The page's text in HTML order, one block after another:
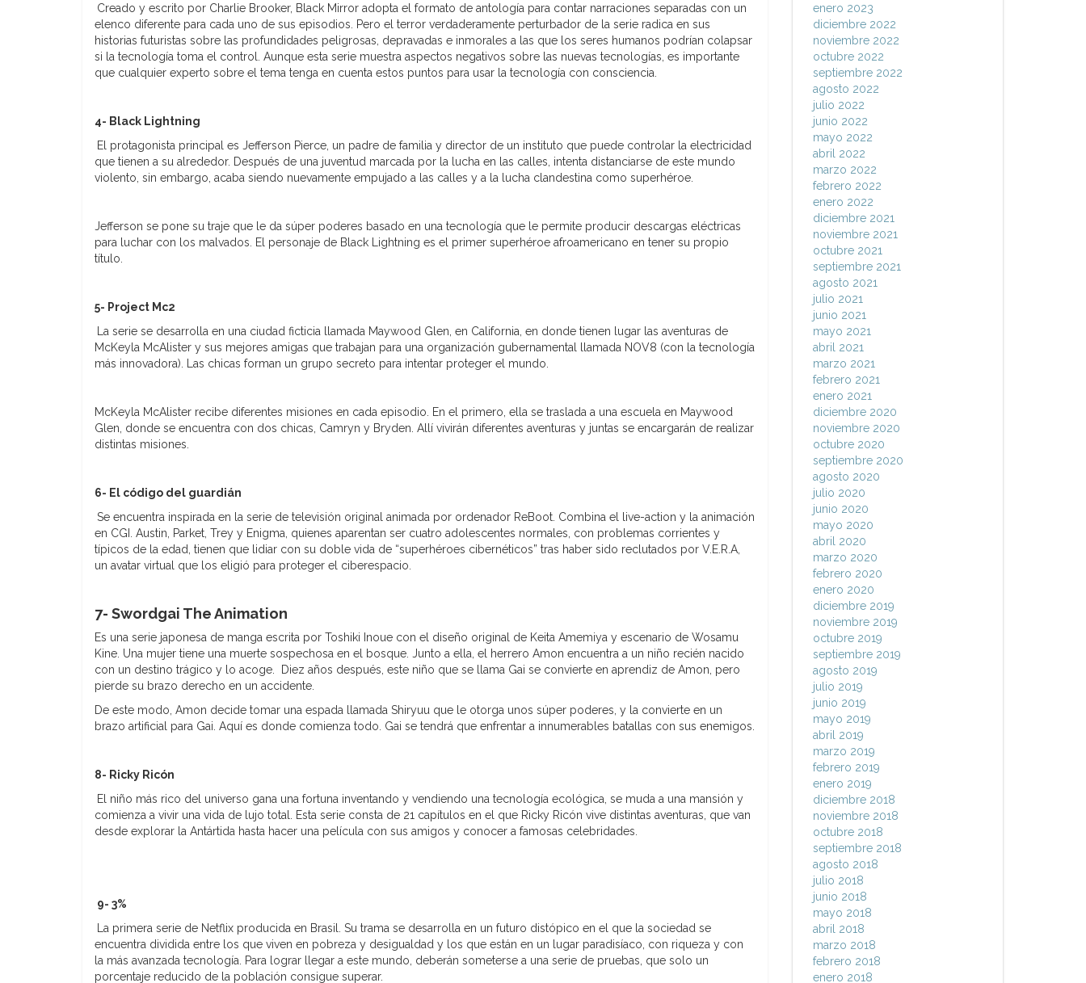
Creado y escrito por Charlie Brooker, Black Mirror adopta el formato de antología para contar narraciones separadas con un
elenco diferente para cada uno de sus episodios. Pero el terror verdaderamente perturbador de la serie radica en sus
historias futuristas sobre las profundidades peligrosas, depravadas e inmorales a las que los seres humanos podrían colapsar
si la tecnología toma el control. Aunque esta serie muestra aspectos negativos sobre las nuevas tecnologías, es importante
que cualquier experto sobre el tema tenga en cuenta estos puntos para usar la tecnología con consciencia.
4- Black Lightning
El protagonista principal es Jefferson Pierce, un padre de familia y director de un instituto que puede controlar la electricidad
que tienen a su alrededor. Después de una juventud marcada por la lucha en las calles, intenta distanciarse de este mundo
violento, sin embargo, acaba siendo nuevamente empujado a las calles y a la lucha clandestina como superhéroe.
Jefferson se pone su traje que le da súper poderes basado en una tecnología que le permite producir descargas eléctricas
para luchar con los malvados. El personaje de Black Lightning es el primer superhéroe afroamericano en tener su propio
título.
5- Project Mc2
La serie se desarrolla en una ciudad ficticia llamada Maywood Glen, en California, en donde tienen lugar las aventuras de
McKeyla McAlister y sus mejores amigas que trabajan para una organización gubernamental llamada NOV8 (con la tecnología
más innovadora). Las chicas forman un grupo secreto para intentar proteger el mundo.
McKeyla McAlister recibe diferentes misiones en cada episodio. En el primero, ella se traslada a una escuela en Maywood
Glen, donde se encuentra con dos chicas, Camryn y Bryden. Allí vivirán diferentes aventuras y juntas se encargarán de realizar
distintas misiones.
6- El código del guardián
Se encuentra inspirada en la serie de televisión original animada por ordenador ReBoot. Combina el live-action y la animación
en CGI. Austin, Parket, Trey y Enigma, quienes aparentan ser cuatro adolescentes normales, con problemas corrientes y
típicos de la edad, tienen que lidiar con su doble vida de “superhéroes cibernéticos” tras haber sido reclutados por V.E.R.A,
un avatar virtual que los eligió para proteger el ciberespacio.
7- Swordgai The Animation
Es una serie japonesa de manga escrita por Toshiki Inoue con el diseño original de Keita Amemiya y escenario de Wosamu
Kine. Una mujer tiene una muerte sospechosa en el bosque. Junto a ella, el herrero Amon encuentra a un niño recién nacido
con un destino trágico y lo acoge. Diez años después, este niño que se llama Gai se convierte en aprendiz de Amon, pero
pierde su brazo derecho en un accidente.
De este modo, Amon decide tomar una espada llamada Shiryuu que le otorga unos súper poderes, y la convierte en un
brazo artificial para Gai. Aquí es donde comienza todo. Gai se tendrá que enfrentar a innumerables batallas con sus enemigos.
8- Ricky Ricón
El niño más rico del universo gana una fortuna inventando y vendiendo una tecnología ecológica, se muda a una mansión y
comienza a vivir una vida de lujo total. Esta serie consta de 21 capítulos en el que Ricky Ricón vive distintas aventuras, que van
desde explorar la Antártida hasta hacer una película con sus amigos y conocer a famosas celebridades.
9- 3%
La primera serie de Netflix producida en Brasil. Su trama se desarrolla en un futuro distópico en el que la sociedad se
encuentra dividida entre los que viven en pobreza y desigualdad y los que están en un lugar paradisíaco, con riqueza y con
la más avanzada tecnología. Para lograr llegar a este mundo, deberán someterse a una serie de pruebas, que solo un
porcentaje reducido de la población consigue superar.
enero 2023
diciembre 2022
noviembre 2022
octubre 2022
septiembre 2022
agosto 2022
julio 2022
junio 2022
mayo 2022
abril 2022
marzo 2022
febrero 2022
enero 2022
diciembre 2021
noviembre 2021
octubre 2021
septiembre 2021
agosto 2021
julio 2021
junio 2021
mayo 2021
abril 2021
marzo 2021
febrero 2021
enero 2021
diciembre 2020
noviembre 2020
octubre 2020
septiembre 2020
agosto 2020
julio 2020
junio 2020
mayo 2020
abril 2020
marzo 2020
febrero 2020
enero 2020
diciembre 2019
noviembre 2019
octubre 2019
septiembre 2019
agosto 2019
julio 2019
junio 2019
mayo 2019
abril 2019
marzo 2019
febrero 2019
enero 2019
diciembre 2018
noviembre 2018
octubre 2018
septiembre 2018
agosto 2018
julio 2018
junio 2018
mayo 2018
abril 2018
marzo 2018
febrero 2018
enero 2018